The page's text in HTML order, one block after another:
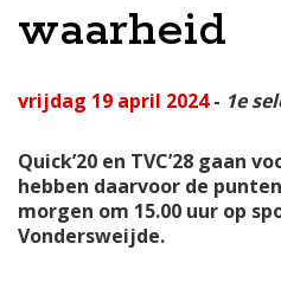
waarheid
vrijdag 19 april 2024- 1e
Quick’20 en TVC’28 gaan
hebben daarvoor de
morgen om 15.00 uur op
Vondersweijde.